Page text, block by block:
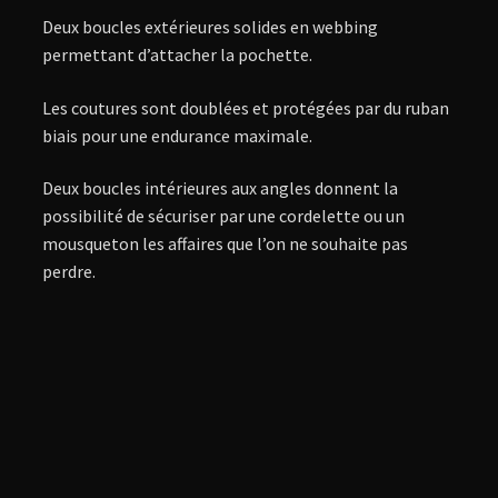
Deux boucles extérieures solides en webbing
permettant d’attacher la pochette.
Les coutures sont doublées et protégées par du ruban
biais pour une endurance maximale.
Deux boucles intérieures aux angles donnent la
possibilité de sécuriser par une cordelette ou un
mousqueton les affaires que l’on ne souhaite pas
perdre.